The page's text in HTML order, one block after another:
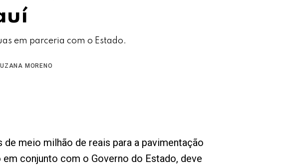
em parceria com o Estado.
MORENO
meio milhão de reais para a pavimentação
conjunto com o Governo do Estado, deve